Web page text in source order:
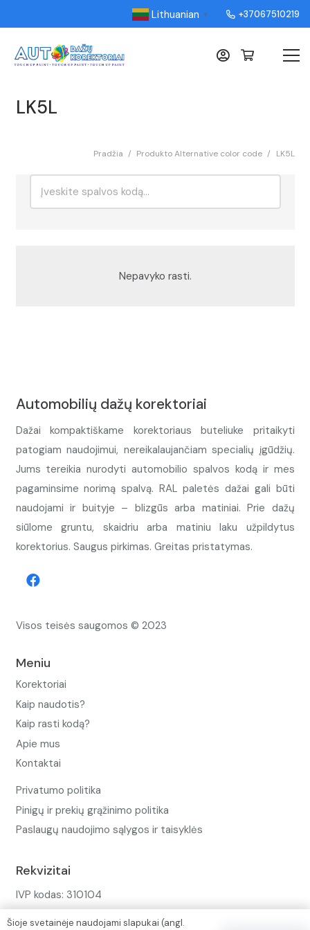
Lithuanian ▼ +37067510219
LK5L
Pradžia / Produkto Alternative color code / LK5L
Nepavyko rasti.
Automobilių dažų korektoriai
Dažai kompaktiškame korektoriaus buteliuke pritaikyti
patogiam naudojimui, nereikalaujančiam specialių įgūdžių.
Jums tereikia nurodyti automobilio spalvos kodą ir mes
pagaminsime norimą spalvą. RAL paletės dažai gali būti
naudojami ir buityje – blizgūs arba matiniai. Prie dažų
siūlome gruntu, skaidriu arba matiniu laku užpildytus
korektorius. Saugus pirkimas. Greitas pristatymas.
Visos teisės saugomos © 2023
Meniu
Korektoriai
Kaip naudotis?
Kaip rasti kodą?
Apie mus
Kontaktai
Privatumo politika
Pinigų ir prekių grąžinimo politika
Paslaugų naudojimo sąlygos ir taisyklės
Rekvizitai
IVP kodas: 310104
Šioje svetainėje naudojami slapukai (angl.